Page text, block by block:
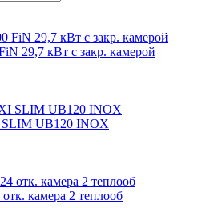
29,7 кВт с закр. камерой
SLIM UB120 INOX
камера 2 теплооб